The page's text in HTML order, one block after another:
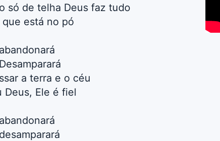
só de telha Deus faz tudo
está no pó
a terra e o céu
Deus, Ele é fiel